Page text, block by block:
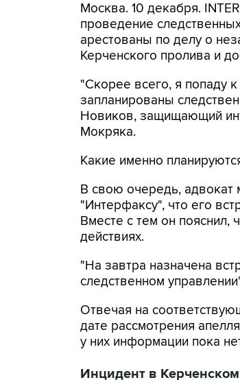
Москва. 10 декабря.
проведение
арестованы по делу о
Керченского пролива и
"Скорее всего, я попаду
запланированы
Новиков, защищающий
Мокряка.
Какие именно
В свою очередь,
"Интерфаксу", что его
Вместе с тем он пояснил,
действиях.
"На завтра назначена
следственном
Отвечая на
дате рассмотрения
у них информации пока
Инцидент в